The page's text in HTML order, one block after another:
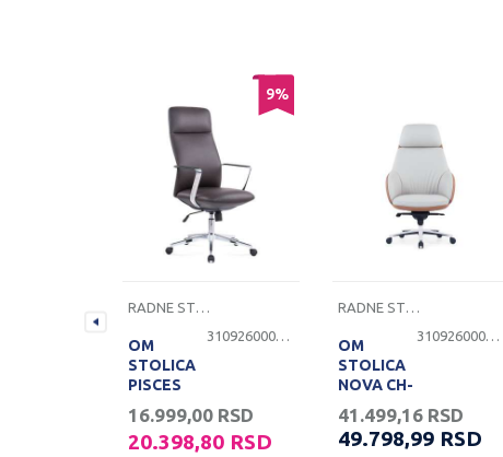
9%
RADNE STOLICE
3109260000465
OM
STOLICA
PISCES
1 BRAON
EKO KOŽA
16.999,00 RSD
20.398,80 RSD
RADNE STOLICE
3109260000501
OM
STOLICA
NOVA CH-
KOŽA S/B
SA GN
41.499,16 RSD
49.798,99 RSD